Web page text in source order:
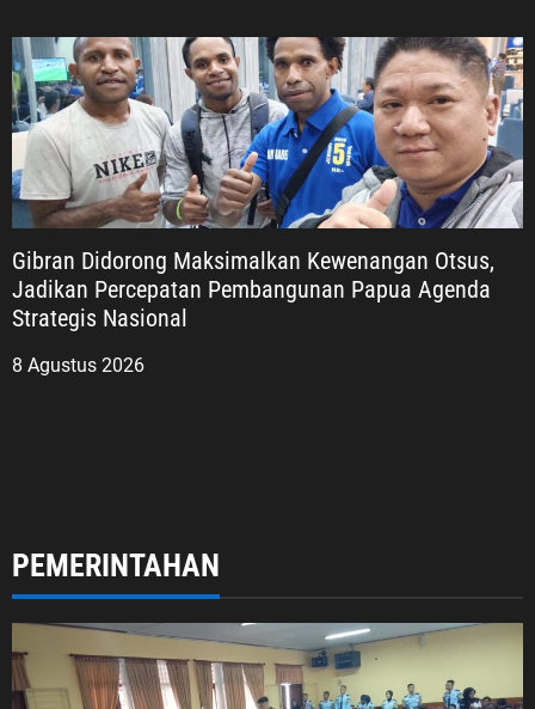
Gibran Didorong Maksimalkan Kewenangan Otsus,
Jadikan Percepatan Pembangunan Papua Agenda
Strategis Nasional
8 Agustus 2026
PEMERINTAHAN